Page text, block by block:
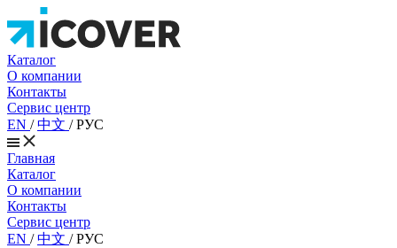
Каталог
О компании
Контакты
Сервис центр
EN /中文 /РУС
Главная
Каталог
О компании
Контакты
Сервис центр
EN /中文 /РУС